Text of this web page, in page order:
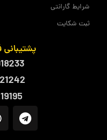
شرایط گارانتی
ثبت شکایت